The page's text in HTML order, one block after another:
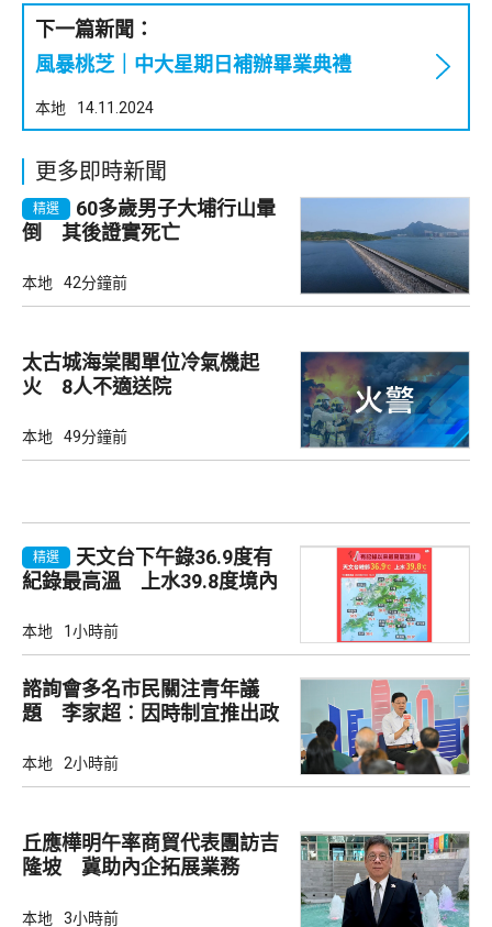
下一篇新聞：
風暴桃芝｜中大星期日補辦畢業典禮
本地 14.11.2024
更多即時新聞
精選
60多歲男子大埔行山暈
倒 其後證實死亡
本地 42分鐘前
太古城海棠閣單位冷氣機起
火 8人不適送院
本地 49分鐘前
精選
天文台下午錄36.9度有
紀錄最高溫 上水39.8度境內
本地 1小時前
諮詢會多名市民關注青年議
題 李家超︰因時制宜推出政
本地 2小時前
丘應樺明午率商貿代表團訪吉
隆坡 冀助內企拓展業務
本地 3小時前